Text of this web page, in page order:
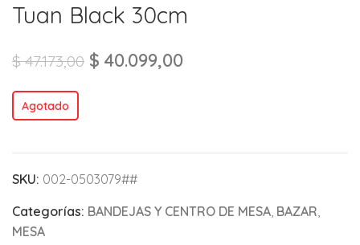
Tuan Black 30cm
$47.173,00 $ 40.099,00
Agotado
SKU: 002-0503079##
Categorías: BANDEJAS Y CENTRO DE MESA, BAZAR,
MESA